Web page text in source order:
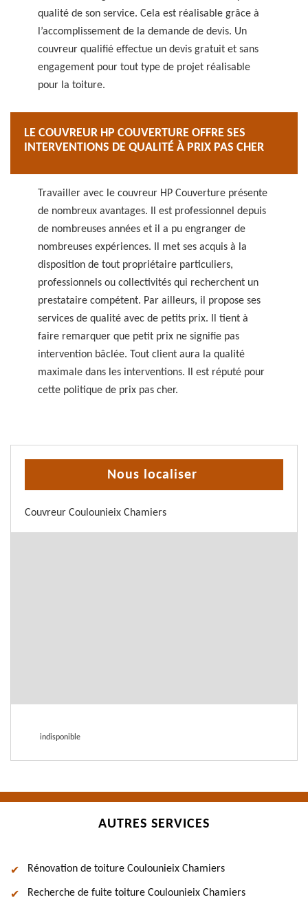
qualité de son service. Cela est réalisable grâce à
l’accomplissement de la demande de devis. Un
couvreur qualifié effectue un devis gratuit et sans
engagement pour tout type de projet réalisable
pour la toiture.
LE COUVREUR HP COUVERTURE OFFRE SES
INTERVENTIONS DE QUALITÉ À PRIX PAS CHER
Travailler avec le couvreur HP Couverture présente
de nombreux avantages. Il est professionnel depuis
de nombreuses années et il a pu engranger de
nombreuses expériences. Il met ses acquis à la
disposition de tout propriétaire particuliers,
professionnels ou collectivités qui recherchent un
prestataire compétent. Par ailleurs, il propose ses
services de qualité avec de petits prix. Il tient à
faire remarquer que petit prix ne signifie pas
intervention bâclée. Tout client aura la qualité
maximale dans les interventions. Il est réputé pour
cette politique de prix pas cher.
Nous localiser
Couvreur Coulounieix Chamiers
indisponible
AUTRES SERVICES
Rénovation de toiture Coulounieix Chamiers
Recherche de fuite toiture Coulounieix Chamiers